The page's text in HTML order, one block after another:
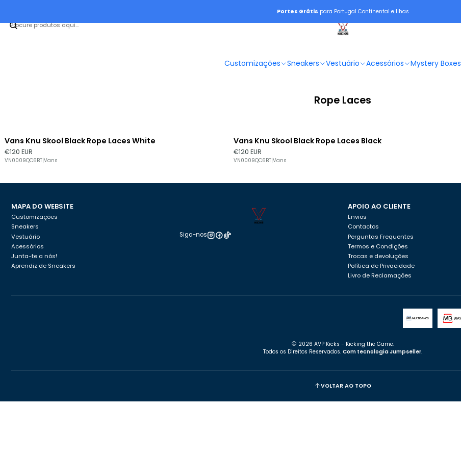
Customizações Sneakers Vestuário Acessórios Mystery Boxes
Portes Grátis para Portugal Continental e Ilhas
Rope Laces
Vans Knu Skool Black Rope Laces White
€120 EUR
VN0009QC6BT|Vans
Vans Knu Skool Black Rope Laces Black
€120 EUR
VN0009QC6BT|Vans
MAPA DO WEBSITE
Customizações
Sneakers
Vestuário
Acessórios
Junta-te a nós!
Aprendiz de Sneakers
Siga-nos
APOIO AO CLIENTE
Envios
Contactos
Perguntas Frequentes
Termos e Condições
Trocas e devoluções
Política de Privacidade
Livro de Reclamações
2026 AVP Kicks - Kicking the Game.
Todos os Direitos Reservados. Com tecnologia Jumpseller.
VOLTAR AO TOPO